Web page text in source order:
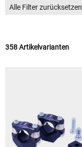
Alle Filter zurücksetzen
358 Artikelvarianten